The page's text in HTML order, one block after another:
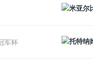
军杯